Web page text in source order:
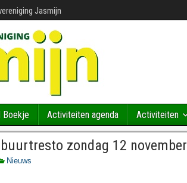
Jasmijn
Boekje Activiteiten agenda Activiteiten
zondag 12 november
Nieuws